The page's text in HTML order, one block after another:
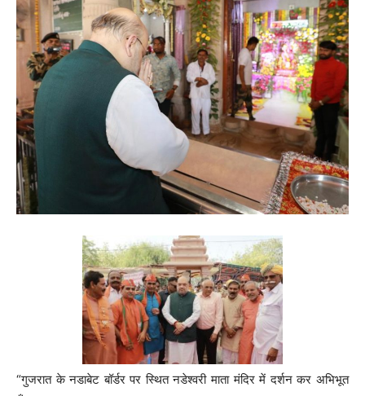
“गुजरात के नडाबेट बॉर्डर पर स्थित नडेश्वरी माता मंदिर में दर्शन कर अभिभूत